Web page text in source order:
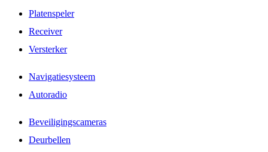
Platenspeler
Receiver
Versterker
Navigatiesysteem
Autoradio
Beveiligingscameras
Deurbellen